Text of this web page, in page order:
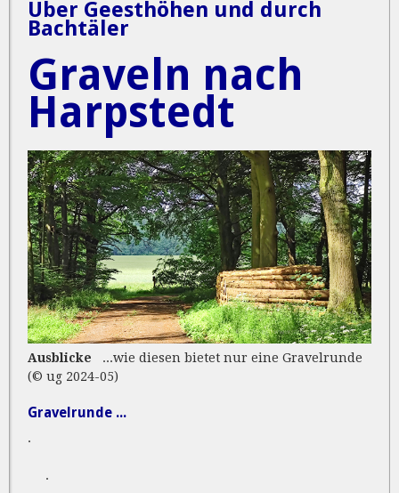
Über Geesthöhen und durch
Bachtäler
Graveln nach
Harpstedt
Ausblicke ...wie diesen bietet nur eine Gravelrunde
(© ug 2024-05)
Gravelrunde ...
.
.